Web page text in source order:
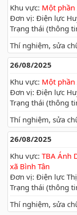
Khu vực: Một phần
Đơn vị: Điện lực
Trạng thái (thông
Thí nghiệm, sửa
26/08/2025
Khu vực: Một phần
Đơn vị: Điện lực
Trạng thái (thông
Thí nghiệm, sửa
26/08/2025
Khu vực: TBA Ánh
xã Bình Tân
Đơn vị: Điện lực
Trạng thái (thông
Thí nghiệm, sửa